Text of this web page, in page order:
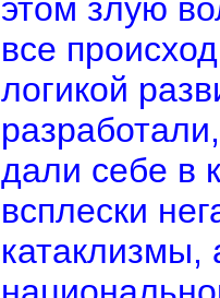
этом злую
все
логикой
дали себе в
всплески